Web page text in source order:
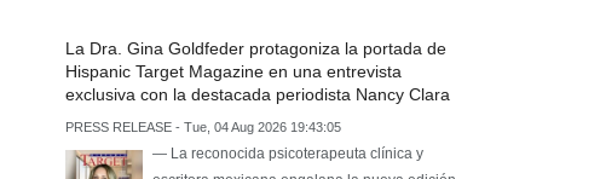
La Dra. Gina Goldfeder protagoniza la portada de
Hispanic Target Magazine en una entrevista
exclusiva con la destacada periodista Nancy Clara
PRESS RELEASE - Tue, 04 Aug 2026 19:43:05
— La reconocida psicoterapeuta clínica y